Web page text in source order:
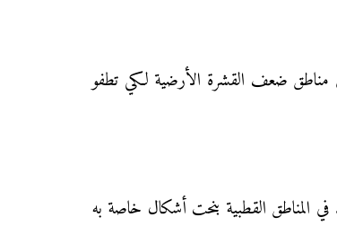
مناطق ضعف القشرة الأرضية لكي تطفو
في المناطق القطبية بنحت أشكال خاصة به